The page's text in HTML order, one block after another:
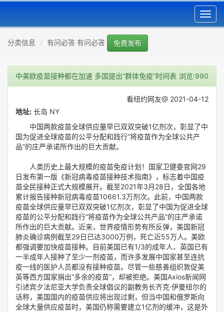
分类信息 有问必答 有问必答 免费发布
中美欧疫苗接种都在加速 多国提出“群体免疫”时间表 浏览:990
看纽约网友@ 2021-04-12
地址: 长岛 NY
中国两款疫苗全球供应量早已双双突破1亿剂次，彰显了中
国为促进全球疫苗的公平分配和践行“将疫苗作为全球公共产
品”的庄严承诺所作出的巨大贡献。
人类历史上最大规模的疫苗免疫计划！国家卫健委官网29
日发布第一版《新冠病毒疫苗接种技术指南》，标志着中国疫
苗全民接种正式大规模展开。截至2021年3月28日，全国各地
累计报告接种新冠病毒疫苗10661.3万剂次。此前，中国两款
疫苗全球供应量早已双双突破1亿剂次，彰显了中国为促进全球
疫苗的公平分配和践行“将疫苗作为全球公共产品”的庄严承诺
所作出的巨大贡献。近来，世界疫情形势有所反弹，美国新冠
肺炎确诊病例截至29日已达3000万例，死亡近55万人。美欧
都强调要加快疫苗接种。目前美国已有1/3的成年人、英国已有
一半成年人接种了至少一剂疫苗，而许多发展中国家甚至连抗
疫一线的医护人员都没有接种疫苗。尽管一些慈善组织敦促美
英等西方国家捐出“多余的疫苗”，却被拒绝。美国Axios新闻网
引述宾夕法尼亚大学负责全球倡议的副教务长齐克·伊曼纽尔的
话称，美国国内的疫苗供应将出现过剩，但当中国和俄罗斯向
全球大量供应疫苗时，美国仍称需要建立1亿剂的缓冲，这是外